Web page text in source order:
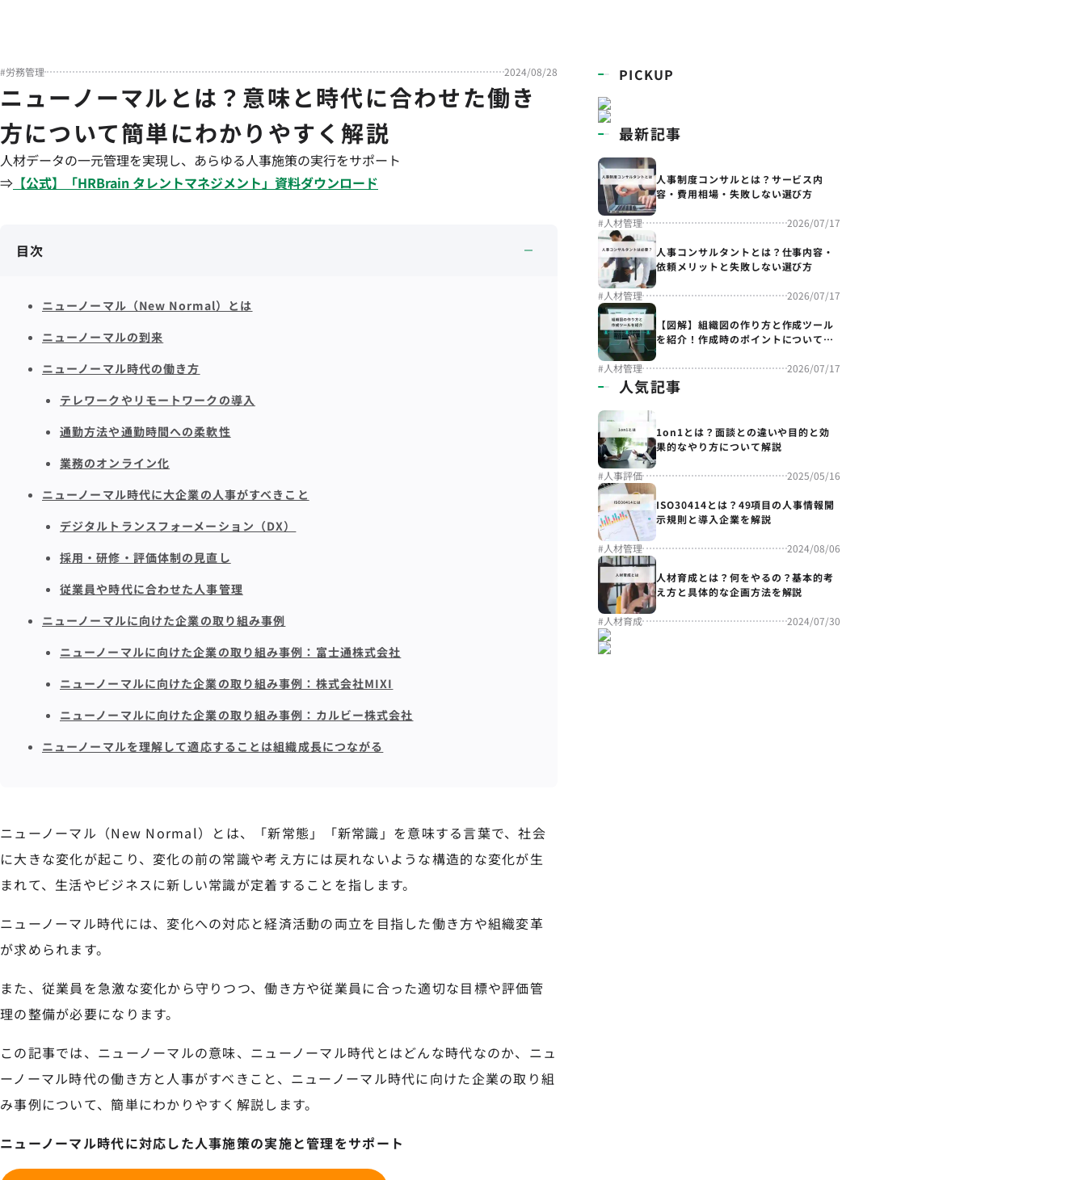
#労務管理 2024/08/28
ニューノーマルとは？意味と時代に合わせた働き
方について簡単にわかりやすく解説
人材データの一元管理を実現し、あらゆる人事施策の実行をサポート
⇒ 【公式】「HRBrain タレントマネジメント」資料ダウンロード
目次
ニューノーマル（New Normal）とは
ニューノーマルの到来
ニューノーマル時代の働き方
テレワークやリモートワークの導入
通勤方法や通勤時間への柔軟性
業務のオンライン化
ニューノーマル時代に大企業の人事がすべきこと
デジタルトランスフォーメーション（DX）
採用・研修・評価体制の見直し
従業員や時代に合わせた人事管理
ニューノーマルに向けた企業の取り組み事例
ニューノーマルに向けた企業の取り組み事例：富士通株式会社
ニューノーマルに向けた企業の取り組み事例：株式会社MIXI
ニューノーマルに向けた企業の取り組み事例：カルビー株式会社
ニューノーマルを理解して適応することは組織成長につながる
ニューノーマル（New Normal）とは、「新常態」「新常識」を意味する言葉で、社会
に大きな変化が起こり、変化の前の常識や考え方には戻れないような構造的な変化が生
まれて、生活やビジネスに新しい常識が定着することを指します。
ニューノーマル時代には、変化への対応と経済活動の両立を目指した働き方や組織変革
が求められます。
また、従業員を急激な変化から守りつつ、働き方や従業員に合った適切な目標や評価管
理の整備が必要になります。
この記事では、ニューノーマルの意味、ニューノーマル時代とはどんな時代なのか、ニュ
ーノーマル時代の働き方と人事がすべきこと、ニューノーマル時代に向けた企業の取り組
み事例について、簡単にわかりやすく解説します。
ニューノーマル時代に対応した人事施策の実施と管理をサポート
PICKUP
最新記事
人事制度コンサルとは？サービス内
容・費用相場・失敗しない選び方
#人材管理 2026/07/17
人事コンサルタントとは？仕事内容・
依頼メリットと失敗しない選び方
#人材管理 2026/07/17
【図解】組織図の作り方と作成ツール
を紹介！作成時のポイントについても
#人材管理 2026/07/17
人気記事
1on1とは？面談との違いや目的と効
果的なやり方について解説
#人事評価 2025/05/16
ISO30414とは？49項目の人事情報開
示規則と導入企業を解説
#人材管理 2024/08/06
人材育成とは？何をやるの？基本的考
え方と具体的な企画方法を解説
#人材育成 2024/07/30